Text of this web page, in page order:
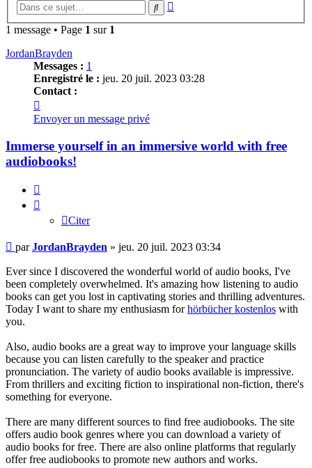
Rechercher
1 message • Page 1 sur 1
JordanBrayden
Messages : 1
Enregistré le : jeu. 20 juil. 2023 03:28
Contact :
JordanBrayden
Envoyer un message privé
Immerse yourself in an immersive world with free
audiobooks!
Citer
Message
parJordanBrayden » jeu. 20 juil. 2023 03:34
Ever since I discovered the wonderful world of audio books, I've
been completely overwhelmed. It's amazing how listening to audio
books can get you lost in captivating stories and thrilling adventures.
Today I want to share my enthusiasm forhörbücher kostenlos with
you.
Also, audio books are a great way to improve your language skills
because you can listen carefully to the speaker and practice
pronunciation. The variety of audio books available is impressive.
From thrillers and exciting fiction to inspirational non-fiction, there's
something for everyone.
There are many different sources to find free audiobooks. The site
offers audio book genres where you can download a variety of
audio books for free. There are also online platforms that regularly
offer free audiobooks to promote new authors and works.